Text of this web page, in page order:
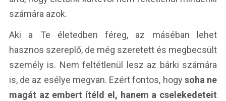
számára azok.
Aki a Te életedben féreg, az máséban lehet
hasznos szereplő, de még szeretett és megbecsült
személy is. Nem feltétlenül lesz az bárki számára
is, de az esélye megvan. Ezért fontos, hogy soha ne
magát az embert ítéld el, hanem a cselekedeteit